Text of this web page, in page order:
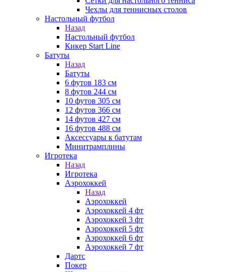
Чехлы для теннисных столов
Настольный футбол
Назад
Настольный футбол
Кикер Start Line
Батуты
Назад
Батуты
6 футов 183 см
8 футов 244 см
10 футов 305 см
12 футов 366 см
14 футов 427 см
16 футов 488 см
Аксессуары к батутам
Минитрамплины
Игротека
Назад
Игротека
Аэрохоккей
Назад
Аэрохоккей
Аэрохоккей 4 фт
Аэрохоккей 3 фт
Аэрохоккей 5 фт
Аэрохоккей 6 фт
Аэрохоккей 7 фт
Дартс
Покер